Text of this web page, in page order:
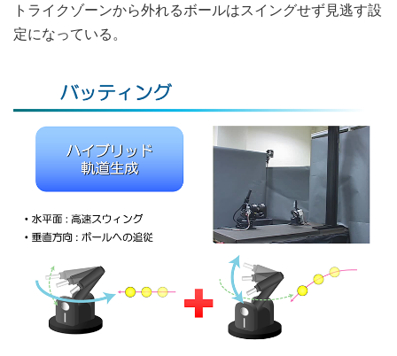
トライクゾーンから外れるボールはスイングせず見逃す設
定になっている。